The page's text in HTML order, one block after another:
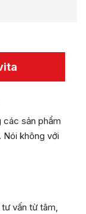
các sản phẩm
không với
vấn từ tâm,